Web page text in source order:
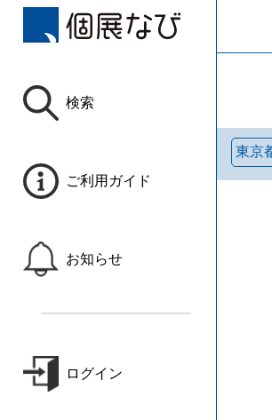
検索
ご利用ガイド
お知らせ
ログイン
東京